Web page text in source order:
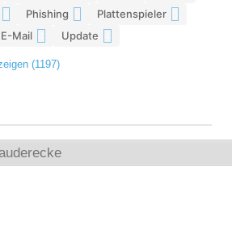
Phishing Plattenspieler
E-Mail Update
(1197)